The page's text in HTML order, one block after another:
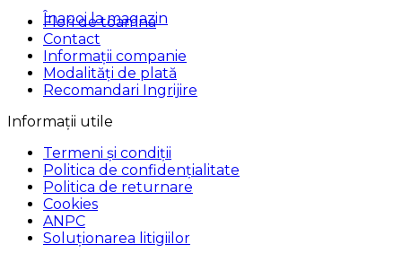
Înapoi la magazin
Flori de toamna
Contact
Informații companie
Modalități de plată
Recomandari Ingrijire
Informații utile
Termeni și condiții
Politica de confidențialitate
Politica de returnare
Cookies
ANPC
Soluționarea litigiilor